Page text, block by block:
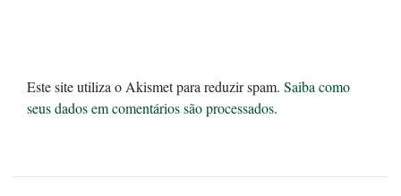
Este site utiliza o Akismet para reduzir spam. Saiba como
seus dados em comentários são processados.